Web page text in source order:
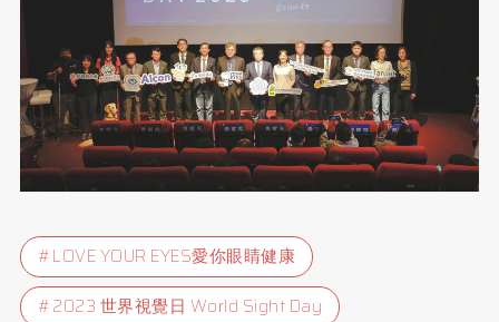
LOVE YOUR EYES愛你眼睛健康
2023 世界視覺日 World Sight Day